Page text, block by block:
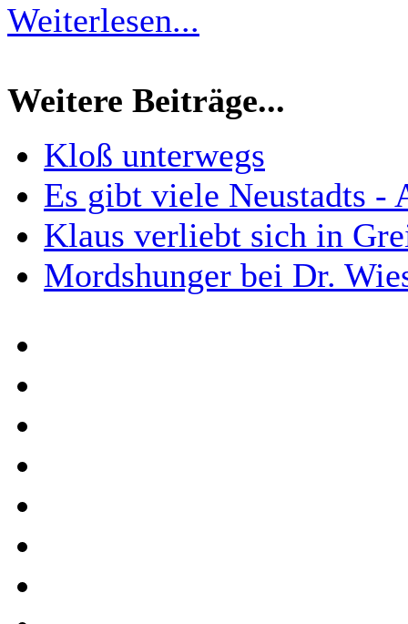
Weiterlesen...
Weitere Beiträge...
Kloß unterwegs
Es gibt viele Neustadts -
Klaus verliebt sich in
Mordshunger bei Dr.